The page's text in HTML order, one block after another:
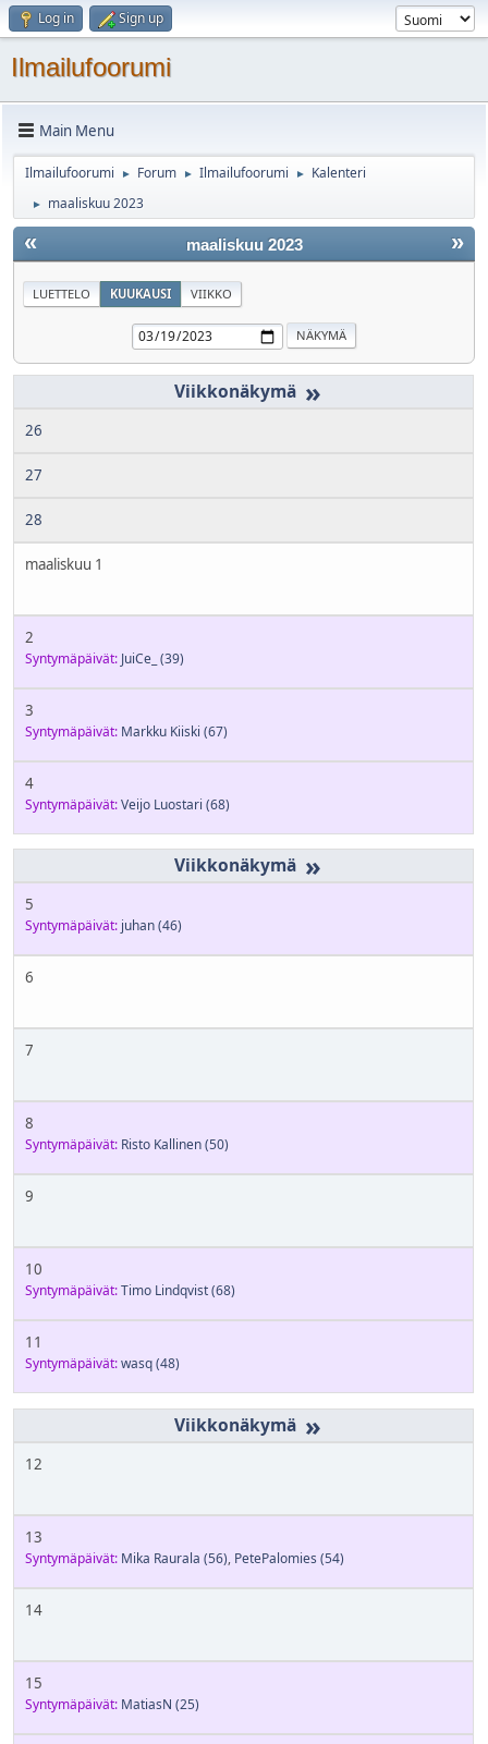
Log in Sign up
Ilmailufoorumi
Main Menu
Ilmailufoorumi ► Forum ► Ilmailufoorumi ► Kalenteri
► maaliskuu 2023
« »
maaliskuu 2023
LUETTELO KUUKAUSI VIIKKO
»
26
27
28
maaliskuu 1
2
Syntymäpäivät: JuiCe_ (39)
3
Syntymäpäivät: Markku Kiiski (67)
4
Syntymäpäivät:Veijo Luostari (68)
»
5
Syntymäpäivät: juhan(46)
6
7
8
Syntymäpäivät: Risto Kallinen(50)
9
10
Syntymäpäivät:Timo Lindqvist(68)
11
Syntymäpäivät:wasq(48)
»
12
13
Syntymäpäivät: Mika Raurala (56), PetePalomies (54)
14
15
Syntymäpäivät: MatiasN (25)